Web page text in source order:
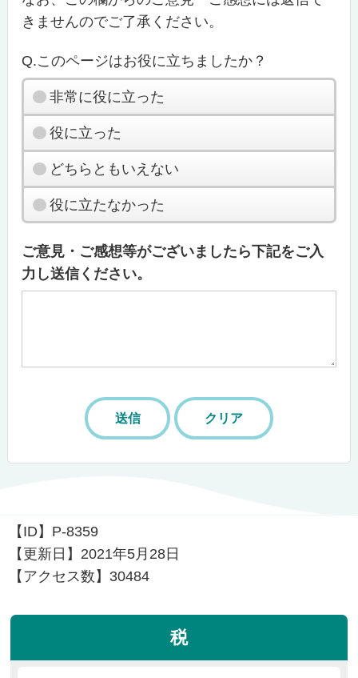
きませんのでご了承ください。
Q.このページはお役に立ちましたか？
非常に役に立った
役に立った
どちらともいえない
役に立たなかった
ご意見・ご感想等がございましたら下記をご入
力し送信ください。
【ID】 P-8359
【更新日】 2021年5月28日
【アクセス数】 30484
税